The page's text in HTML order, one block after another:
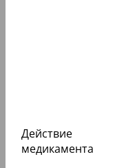
Действие
медикамента